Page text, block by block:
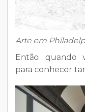
Arte em
Então quando
para conhecer